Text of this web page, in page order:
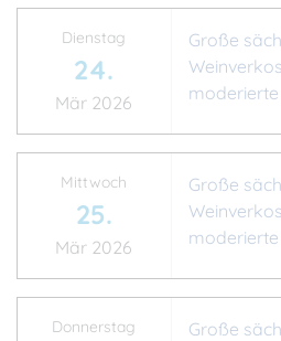
Dienstag
24.
Mär 2026
Große
moderierte
Mittwoch
25.
Mär 2026
Große
moderierte
Donnerstag
Große